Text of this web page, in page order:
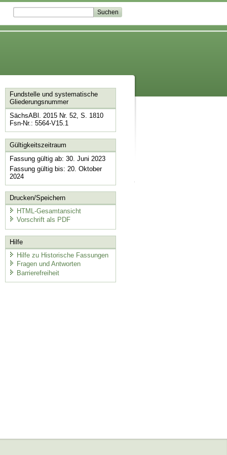
Fundstelle und systematische
Gliederungsnummer
SächsABl. 2015 Nr. 52, S. 1810
Fsn-Nr.: 5564-V15.1
Gültigkeitszeitraum
Fassung gültig ab: 30. Juni 2023
Fassung gültig bis: 20. Oktober
2024
Drucken/Speichern
HTML-Gesamtansicht
Vorschrift als PDF
Hilfe
Hilfe zu Historische Fassungen
Fragen und Antworten
Barrierefreiheit